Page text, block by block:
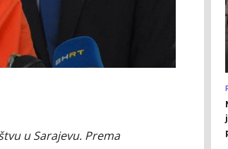
u Sarajevu. Prema